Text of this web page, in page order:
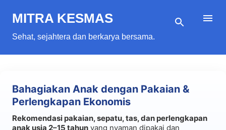
Langsung ke konten utama
MITRA KESMAS
Sehat, sejahtera dan berkarya bersama.
Bahagiakan Anak dengan Pakaian &
Perlengkapan Ekonomis
Rekomendasi pakaian, sepatu, tas, dan perlengkapan
anak usia 2–15 tahun yang nyaman dipakai dan